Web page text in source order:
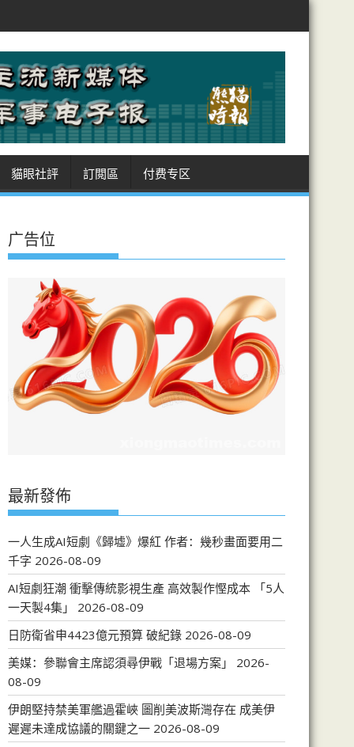
貓眼社評 訂閲區 付费专区
广告位
最新發佈
一人生成AI短劇《歸墟》爆紅 作者：幾秒畫面要用二
千字 2026-08-09
AI短劇狂潮 衝擊傳統影視生產 高效製作慳成本 「5人
一天製4集」
2026-08-09
日防衛省申4423億元預算 破紀錄 2026-08-09
美媒：參聯會主席認須尋伊戰「退場方案」
2026-
08-09
伊朗堅持禁美軍艦過霍峽 圖削美波斯灣存在 成美伊
遲遲未達成協議的關鍵之一 2026-08-09